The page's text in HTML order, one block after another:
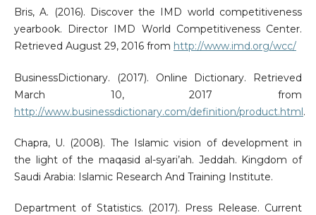
Bris, A. (2016). Discover the IMD world competitiveness
yearbook. Director IMD World Competitiveness Center.
Retrieved August 29, 2016 from http://www.imd.org/wcc/
BusinessDictionary. (2017). Online Dictionary. Retrieved
March 10, 2017 from
http://www.businessdictionary.com/definition/product.html.
Chapra, U. (2008). The Islamic vision of development in
the light of the maqasid al-syari’ah. Jeddah. Kingdom of
Saudi Arabia: Islamic Research And Training Institute.
Department of Statistics. (2017). Press Release. Current